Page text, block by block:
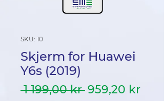
SKU: 10
Skjerm for Huawei
Y6s (2019)
1 199,00 kr Vanlig
959,20 kr